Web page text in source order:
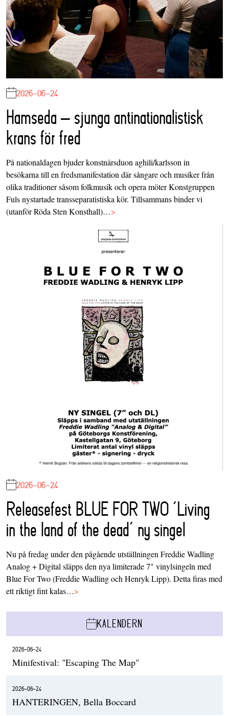
2026-06-24
Hamseda – sjunga antinationalistisk
krans för fred
På nationaldagen bjuder konstnärsduon aghili/karlsson in
besökarna till en fredsmanifestation där sångare och musiker från
olika traditioner såsom folkmusik och opera möter Konstgruppen
Fuls nystartade transseparatistiska kör. Tillsammans binder vi
(utanför Röda Sten Konsthall)…>
2026-06-24
Releasefest BLUE FOR TWO ‘Living
in the land of the dead’ ny singel
Nu på fredag under den pågående utställningen Freddie Wadling
Analog + Digital släpps den nya limiterade 7" vinylsingeln med
Blue For Two (Freddie Wadling och Henryk Lipp). Detta firas med
ett riktigt fint kalas…>
KALENDERN
2026-06-24
Minifestival: "Escaping The Map"
2026-06-24
HANTERINGEN, Bella Boccard